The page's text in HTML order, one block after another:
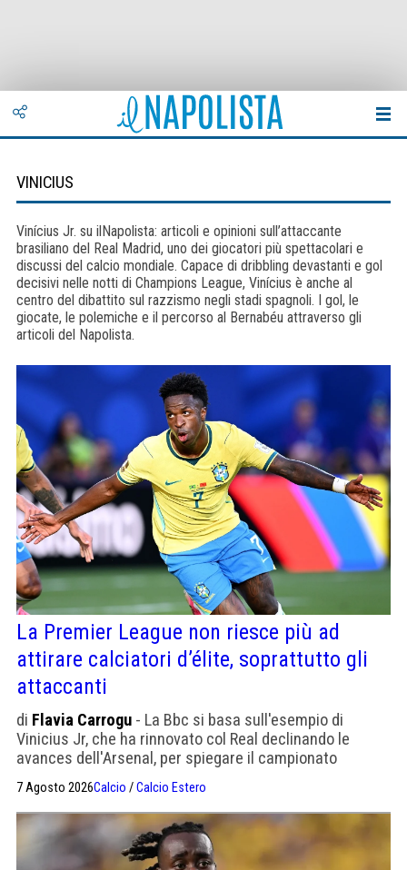
VINICIUS
Vinícius Jr. su ilNapolista: articoli e opinioni sull’attaccante
brasiliano del Real Madrid, uno dei giocatori più spettacolari e
discussi del calcio mondiale. Capace di dribbling devastanti e gol
decisivi nelle notti di Champions League, Vinícius è anche al
centro del dibattito sul razzismo negli stadi spagnoli. I gol, le
giocate, le polemiche e il percorso al Bernabéu attraverso gli
articoli del Napolista.
La Premier League non riesce più ad
attirare calciatori d’élite, soprattutto gli
attaccanti
di Flavia Carrogu - La Bbc si basa sull'esempio di
Vinicius Jr, che ha rinnovato col Real declinando le
avances dell'Arsenal, per spiegare il campionato
stelle del calcio, quelli che lo sono già scappano.
7 Agosto 2026Calcio /Calcio Estero